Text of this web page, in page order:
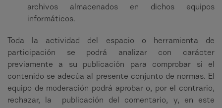
archivos almacenados en dichos equipos
informáticos.
Toda la actividad del espacio o herramienta de
participación se podrá analizar con carácter
previamente a su publicación para comprobar si el
contenido se adecúa al presente conjunto de normas. El
equipo de moderación podrá aprobar o, por el contrario,
rechazar, la publicación del comentario, y, en este